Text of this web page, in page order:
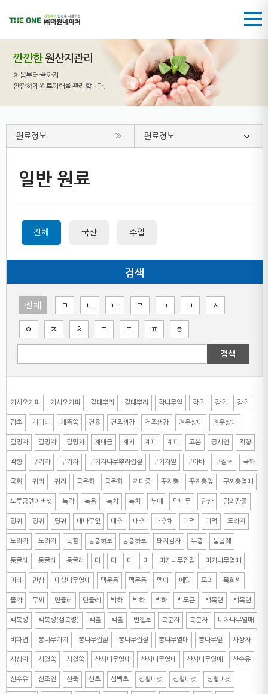
깐깐한원산지관리
처음부터 끝까지
깐깐하게 원료이력을 관리합니다.
원료정보 원료정보
일반 원료
전체 국산 수입
검색
전체 ㄱ ㄴ ㄷ ㄹ ㅁ ㅂ ㅅ
ㅇ ㅈ ㅊ ㅋ ㅌ ㅍ ㅎ
검색
가시오가피 가시오가피 갈대뿌리 갈대뿌리 감나무잎 감초 감초 감초
감초 개다래 개똥쑥 건율 건조생강 건조생강 겨우살이 겨우살이
결명자 결명자 결명자 계내금 계지 계피 계피 고본 공사인 곽향
곽향 구기자 구기자 구기자나무뿌리껍질 구기자잎 구아바 구절초 국화
국화 귀리 귀리 금은화 금은화 까마중 꾸지뽕 꾸지뽕잎 꾸찌뽕열매
노루궁뎅이버섯 녹각 녹용 녹차 녹차 누에 닥나무 단삼 닭의장풀
당귀 당귀 당귀 대나무잎 대추 대추 대추채 더덕 더덕 도라지
도라지 도라지 독활 동충하초 동충하초 돼지감자 두충 둥굴레
둥굴레 둥굴레 둥굴레 마 마 마 마 마가나무껍질 마가나무열매
마테 만삼 매실나무열매 맥문동 맥문동 맥아 메밀 모과 목화씨
몰약 무씨 민들레 민들레 박하 박하 박하 백모근 백목련 백목련
백복령 백복령(설복령) 백출 백출 번행초 복분자 복분자 비자나무열매
비파엽 뽕나무가지 뽕나무껍질 뽕나무껍질 뽕나무열매 뽕나무잎 사상자
사상자 사철쑥 사철쑥 산사나무열매 산사나무열매 산사나무열매 산수유
산수유 산조인 산죽 산초 삼백초 상황버섯 상황버섯 상황버섯